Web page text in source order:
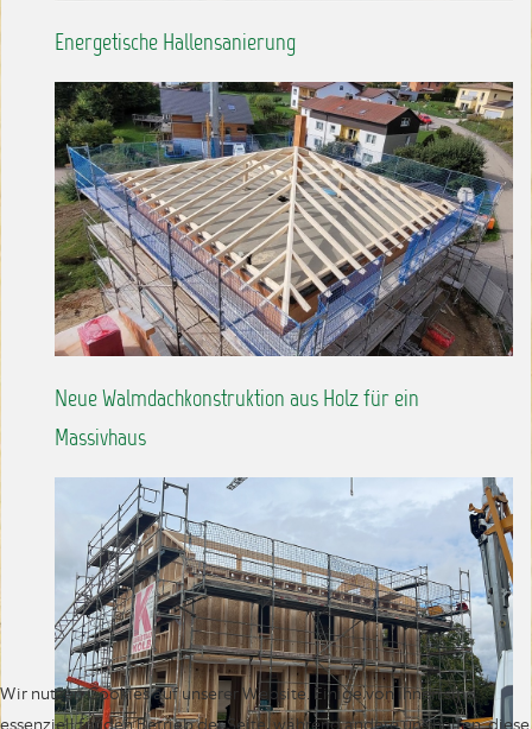
Energetische Hallensanierung
Neue Walmdachkonstruktion aus Holz für ein
Massivhaus
Wir nutzen Cookies auf unserer Website. Einige von ihnen sind
essenziell für den Betrieb der Seite, während andere uns helfen, diese